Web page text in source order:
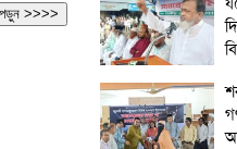
আরও পড়ুন >>>>